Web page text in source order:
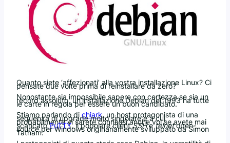
Quanto siete ‘affezionati’ alla vostra installazione Linux? Ci
pensate due volte prima di reinstallare da zero?
Nonostante sia impossibile sapere con certezza se sia un
record assoluto, un’installazione Debian del 1993 ha tutte
le carte in regola per essere un buon candidato.
Stiamo parlando di chiark, un host protagonista di una
sequenza di upgrade molto singolare e a cui
probabilmente vi sarete connessi anche voi se avete mai
scaricatoPuTTY, il popolare clientSSHetelnetopen-
source per Windows originariamente sviluppato da Simon
Tatham.